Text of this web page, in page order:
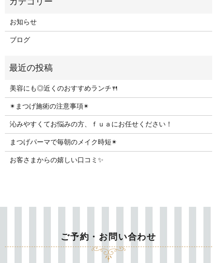
お知らせ
ブログ
美容にも◎近くのおすすめランチ🍴
✴︎まつげ施術の注意事項✴︎
沁みやすくてお悩みの方、ｆｕａにお任せください！
まつげパーマで毎朝のメイク時短✴︎
お客さまからの嬉しい口コミ✨
ご予約・お問い合わせ